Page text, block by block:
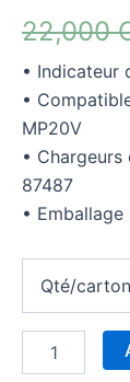
22,000
• Indicateur
•
MP20V
•
87487
•
Qté/carton